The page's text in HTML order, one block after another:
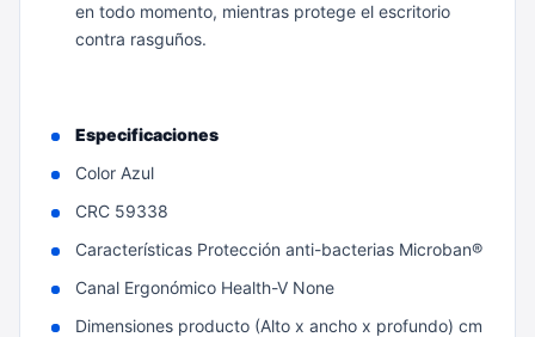
en todo momento, mientras protege el escritorio
contra rasguños.
Especificaciones
Color Azul
CRC 59338
Características Protección anti-bacterias Microban®
Canal Ergonómico Health-V None
Dimensiones producto (Alto x ancho x profundo) cm